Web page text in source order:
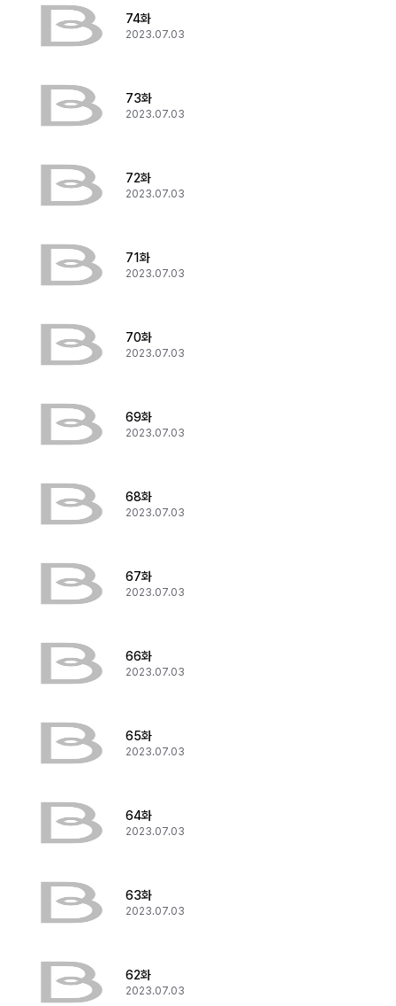
74화
2023.07.03
73화
2023.07.03
72화
2023.07.03
71화
2023.07.03
70화
2023.07.03
69화
2023.07.03
68화
2023.07.03
67화
2023.07.03
66화
2023.07.03
65화
2023.07.03
64화
2023.07.03
63화
2023.07.03
62화
2023.07.03